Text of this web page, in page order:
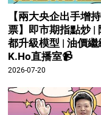
【兩大央企出手增
票】即市期指點炒 |
都升級模型 | 油價繼
K.Ho直播室📹
2026-07-20